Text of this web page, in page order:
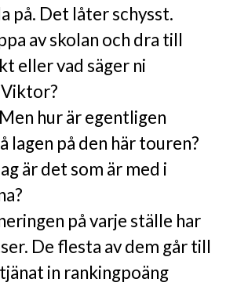
på. Det låter schysst.
av skolan och dra till
eller vad säger ni
Viktor?
hur är egentligen
lagen på den här touren?
är det som är med i
på varje ställe har
De flesta av dem går till
in rankingpoäng